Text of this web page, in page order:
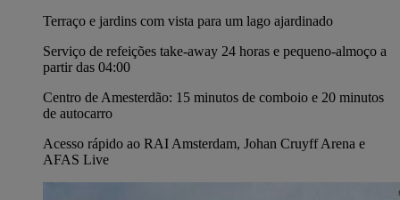
Terraço e jardins com vista para um lago ajardinado
Serviço de refeições take-away 24 horas e pequeno-almoço a
partir das 04:00
Centro de Amesterdão: 15 minutos de comboio e 20 minutos
de autocarro
Acesso rápido ao RAI Amsterdam, Johan Cruyff Arena e
AFAS Live